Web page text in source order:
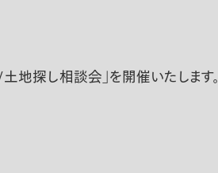
探し相談会」を開催いたします